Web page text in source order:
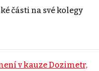
části na své kolegy